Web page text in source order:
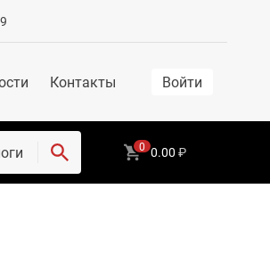
Контакты Войти
0 0.00 ₽